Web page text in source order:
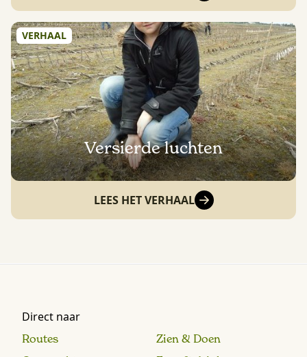
VERHAAL
Versierde luchten
LEES HET VERHAAL
Direct naar
Routes
Zien & Doen